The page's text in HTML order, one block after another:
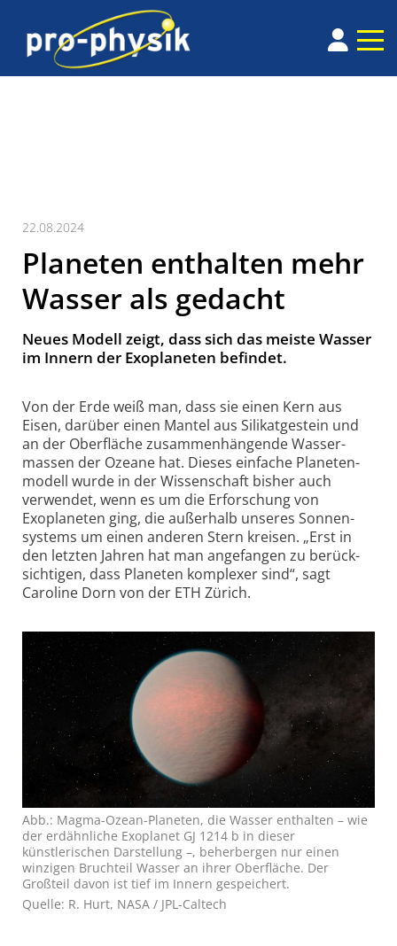
22.08.2024
Planeten enthalten mehr
Wasser als gedacht
Neues Modell zeigt, dass sich das meiste Wasser
im Innern der Exoplaneten befindet.
Von der Erde weiß man, dass sie einen Kern aus
Eisen, darüber einen Mantel aus Silikat­gestein und
an der Oberfläche zusammen­hängende Wasser­
massen der Ozeane hat. Dieses einfache Planeten­
modell wurde in der Wissenschaft bisher auch
verwendet, wenn es um die Erforschung von
Exoplaneten ging, die außerhalb unseres Sonnen­
systems um einen anderen Stern kreisen. „Erst in
den letzten Jahren hat man angefangen zu berück­
sichtigen, dass Planeten komplexer sind“, sagt
Caroline Dorn von der ETH Zürich.
Abb.: Magma-Ozean-Planeten, die Wasser enthalten – wie
der erdähnliche Exoplanet GJ 1214 b in dieser
künstlerischen Darstellung –, beherbergen nur einen
winzigen Bruchteil Wasser an ihrer Oberfläche. Der
Großteil davon ist tief im Innern gespeichert.
Quelle: R. Hurt, NASA / JPL-Caltech